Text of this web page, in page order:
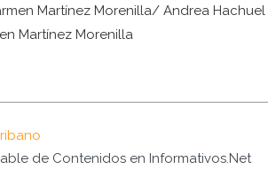
Martínez Morenilla/ Andrea Hachuel
Martínez Morenilla
de Contenidos en Informativos.Net